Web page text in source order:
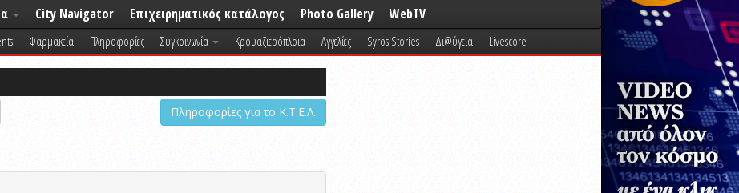
City Navigator Επιχειρηματικός κατάλογος Photo Gallery WebTV
Φαρμακεία Πληροφορίες Συγκοινωνία Κρουαζιερόπλοια Αγγελίες Syros Stories Δι@ύγεια Livescore
Πληροφορίες για το Κ.Τ.Ε.Λ.